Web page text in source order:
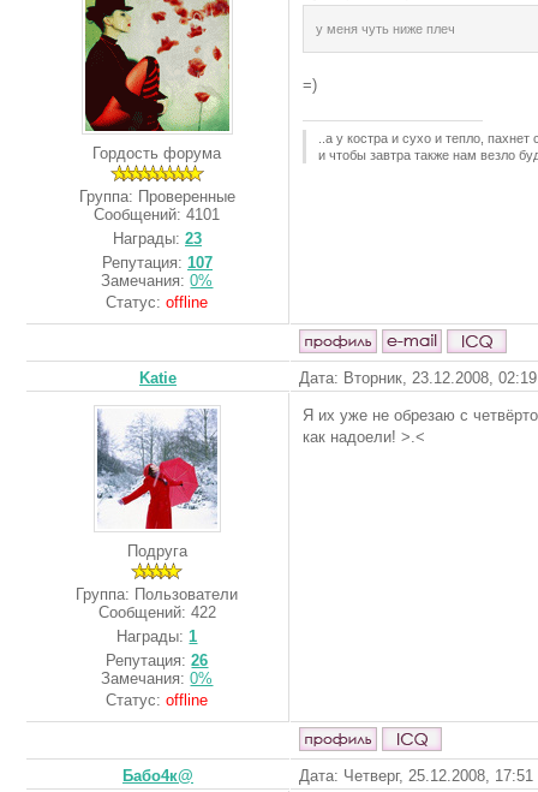
Гордость форума
Группа: Проверенные
Сообщений:4101
Награды: 23
Репутация: 107
Замечания:0%
Статус:offline
у меня чуть ниже плеч
=)
..а у костра и сухо и тепло, пахнет
и чтобы завтра также нам везло
Katie Дата: Вторник, 23.12.2008,
Подруга
Группа: Пользователи
Сообщений: 422
Награды: 1
Репутация:26
Замечания:0%
Статус:offline
Я их уже не обрезаю с
как надоели! >.<
Бабо4к@ Дата: Четверг, 25.12.2008,